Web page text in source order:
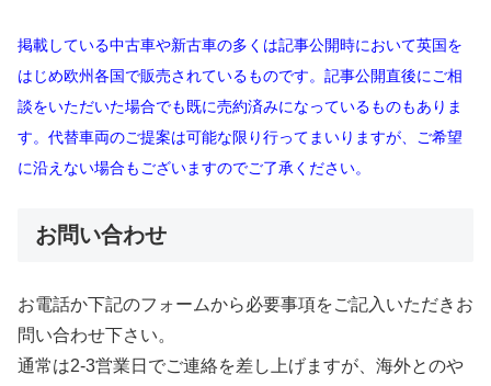
掲載している中古車や新古車の多くは記事公開時において英国を
はじめ欧州各国で販売されているものです。記事公開直後にご相
談をいただいた場合でも既に売約済みになっているものもありま
す。代替車両のご提案は可能な限り行ってまいりますが、ご希望
に沿えない場合もございますのでご了承ください。
お問い合わせ
お電話か下記のフォームから必要事項をご記入いただきお
問い合わせ下さい。
通常は2-3営業日でご連絡を差し上げますが、海外とのや